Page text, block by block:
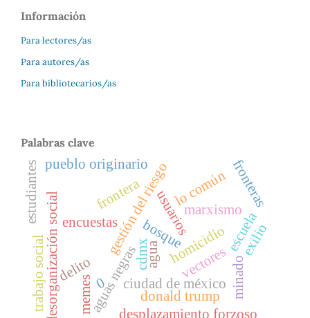
Información
Para lectores/as
Para autores/as
Para bibliotecarios/as
Palabras clave
marxismo
homicidio
gestión del riesgo
aguas negras
usuarios
encuestas
memes ciudad de méxico
desorganización social cdmx
delito minado
bosque
agua
pueblo originario
trabajo social vectores
escuela
estudiantes frontera lo común
exilio
desplazamiento forzoso
fronteras
donald trump
0